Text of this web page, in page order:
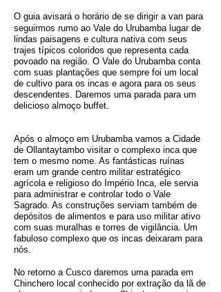
O guia avisará o horário de se dirigir a van para
seguirmos rumo ao Vale do Urubamba lugar de
lindas paisagens e cultura nativa com seus
trajes típicos coloridos que representa cada
povoado na região. O Vale do Urubamba conta
com suas plantações que sempre foi um local
de cultivo para os incas e agora para os seus
descendentes. Daremos uma parada para um
delicioso almoço buffet.
Após o almoço em Urubamba vamos a Cidade
de Ollantaytambo visitar o complexo inca que
tem o mesmo nome. As fantásticas ruínas
eram um grande centro militar estratégico
agrícola e religioso do Império Inca, ele servia
para administrar e controlar todo o Vale
Sagrado. As construções serviam também de
depósitos de alimentos e para uso militar ativo
com suas muralhas e torres de vigilância. Um
fabuloso complexo que os incas deixaram para
nós.
No retorno a Cusco daremos uma parada em
Chinchero local conhecido por extração da lã de